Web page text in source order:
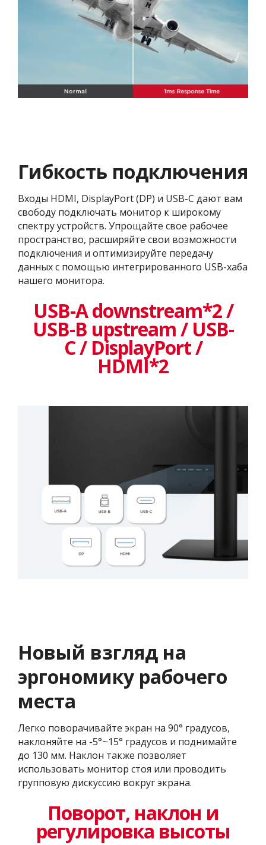
Гибкость подключения
Входы HDMI, DisplayPort (DP) и USB-C дают вам
свободу подключать монитор к широкому
спектру устройств. Упрощайте свое рабочее
пространство, расширяйте свои возможности
подключения и оптимизируйте передачу
данных с помощью интегрированного USB-хаба
нашего монитора.
USB-A downstream*2 /
USB-B upstream / USB-
C / DisplayPort /
HDMI*2
Новый взгляд на
эргономику рабочего
места
Легко поворачивайте экран на 90° градусов,
наклоняйте на -5°~15° градусов и поднимайте
до 130 мм. Наклон также позволяет
использовать монитор стоя или проводить
групповую дискуссию вокруг экрана.
Поворот, наклон и
регулировка высоты